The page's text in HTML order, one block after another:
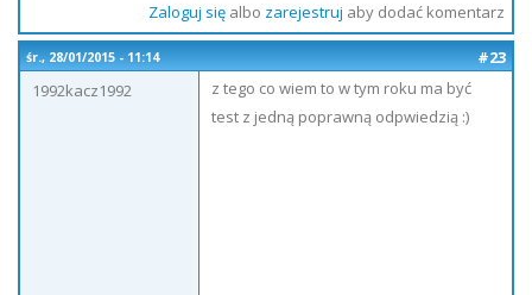
Zaloguj sięalbo zarejestruj aby dodać komentarz
śr., 28/01/2015 - 11:14
#23
1992kacz1992
z tego co wiem to w tym roku ma być
test z jedną poprawną odpwiedzią :)